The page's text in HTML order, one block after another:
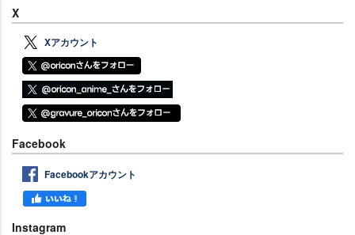
X
Xアカウント
Facebook
Facebookアカウント
Instagram